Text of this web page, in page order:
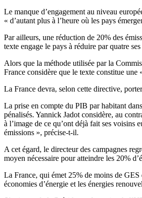
Le manque d’engagement au niveau
« d’autant plus à l’heure où les pays
Par ailleurs, une réduction de 20% des
texte engage le pays à réduire par quatre
Alors que la méthode utilisée par la
France considère que le texte constitue une
La France devra, selon cette directive,
La prise en compte du PIB par habitant
pénalisés. Yannick Jadot considère, au
à l’image de ce qu’ont déjà fait ses voisins
émissions », précise-t-il.
A cet égard, le directeur des campagnes
moyen nécessaire pour atteindre les 20%
La France, qui émet 25% de moins de GES
économies d’énergie et les énergies